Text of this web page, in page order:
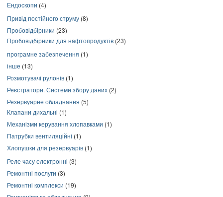
Ендоскопи (4)
Привід постійного струму (8)
Пробовідбірники (23)
Пробовідбірники для нафтопродуктів (23)
програмне забезпечення (1)
інше (13)
Розмотувачі рулонів (1)
Реєстратори. Системи збору даних (2)
Резервуарне обладнання (5)
Клапани дихальні (1)
Механізми керування хлопавками (1)
Патрубки вентиляційні (1)
Хлопушки для резервуарів (1)
Реле часу електронні (3)
Ремонтні послуги (3)
Ремонтні комплекси (19)